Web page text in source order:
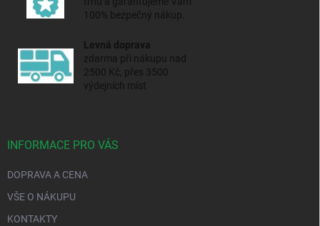
100% bezpečný nákup.
Levná doprava
zdarma při nákupu nad
2500 Kč, přes 3500
výdejních míst
INFORMACE PRO VÁS
DOPRAVA A CENA
VŠE O NÁKUPU
KONTAKTY